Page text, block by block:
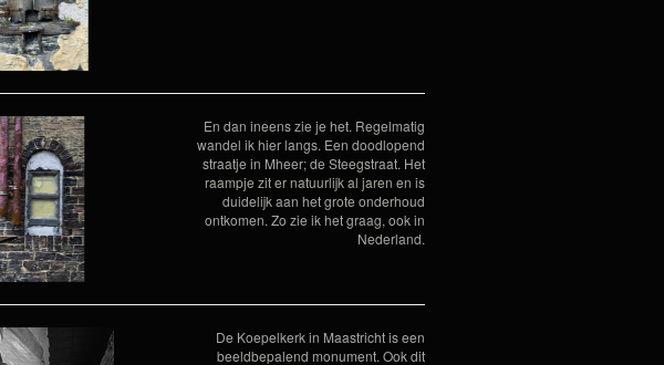
En dan ineens zie je het. Regelmatig
wandel ik hier langs. Een doodlopend
straatje in Mheer; de Steegstraat. Het
raampje zit er natuurlijk al jaren en is
duidelijk aan het grote onderhoud
ontkomen. Zo zie ik het graag, ook in
Nederland.
De Koepelkerk in Maastricht is een
beeldbepalend monument. Ook dit